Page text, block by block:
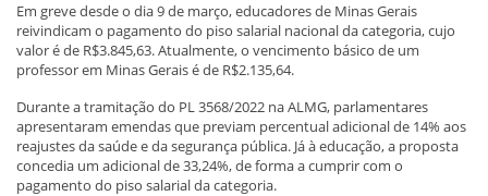
Em greve desde o dia 9 de março, educadores de Minas Gerais
reivindicam o pagamento do piso salarial nacional da categoria, cujo
valor é de R$3.845,63. Atualmente, o vencimento básico de um
professor em Minas Gerais é de R$2.135,64.
Durante a tramitação do PL 3568/2022 na ALMG, parlamentares
apresentaram emendas que previam percentual adicional de 14% aos
reajustes da saúde e da segurança pública. Já à educação, a proposta
concedia um adicional de 33,24%, de forma a cumprir com o
pagamento do piso salarial da categoria.